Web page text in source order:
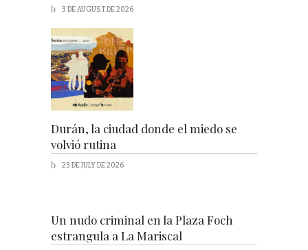
3 DE AUGUST DE 2026
Durán, la ciudad donde el miedo se
volvió rutina
23 DE JULY DE 2026
Un nudo criminal en la Plaza Foch
estrangula a La Mariscal